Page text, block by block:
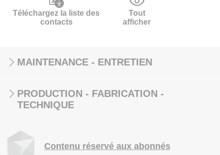
Téléchargez la liste des
contacts
Tout
afficher
MAINTENANCE - ENTRETIEN
PRODUCTION - FABRICATION -
TECHNIQUE
Contenu réservé aux abonnés